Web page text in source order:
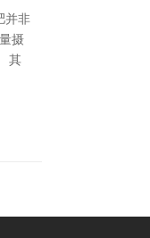
并非
摄
其